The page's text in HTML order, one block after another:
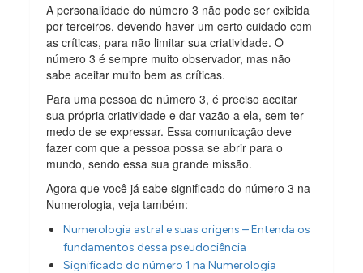
A personalidade do número 3 não pode ser exibida
por terceiros, devendo haver um certo cuidado com
as críticas, para não limitar sua criatividade. O
número 3 é sempre muito observador, mas não
sabe aceitar muito bem as críticas.
Para uma pessoa de número 3, é preciso aceitar
sua própria criatividade e dar vazão a ela, sem ter
medo de se expressar. Essa comunicação deve
fazer com que a pessoa possa se abrir para o
mundo, sendo essa sua grande missão.
Agora que você já sabe significado do número 3 na
Numerologia, veja também:
Numerologia astral e suas origens – Entenda os
fundamentos dessa pseudociência
Significado do número 1 na Numerologia